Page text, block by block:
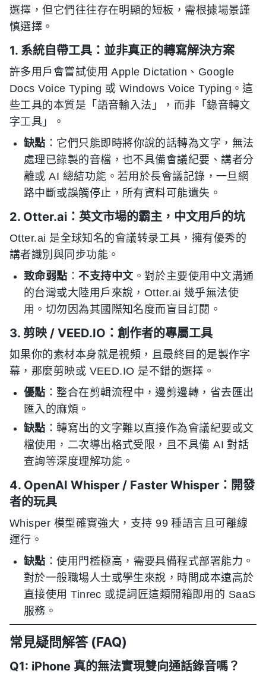
選擇，但它們往往存在明顯的短板，需根據場景謹
慎選擇。
1. 系統自帶工具：並非真正的轉寫解決方案
許多用戶會嘗試使用 Apple Dictation、Google
Docs Voice Typing 或 Windows Voice Typing。這
些工具的本質是「語音輸入法」，而非「錄音轉文
字工具」。
缺點 ：它們只能即時將你說的話轉為文字，無法
處理已錄製的音檔，也不具備會議紀要、講者分
離或 AI 總結功能。若用於長會議記錄，一旦網
路中斷或誤觸停止，所有資料可能遺失。
2. Otter.ai：英文市場的霸主，中文用戶的坑
Otter.ai 是全球知名的會議转录工具，擁有優秀的
講者識別與同步功能。
致命弱點 ：不支持中文 。對於主要使用中文溝通
的台灣或大陸用戶來說，Otter.ai 幾乎無法使
用。切勿因為其國際知名度而盲目訂閱。
3. 剪映 / VEED.IO：創作者的專屬工具
如果你的素材本身就是視頻，且最終目的是製作字
幕，那麼剪映或 VEED.IO 是不錯的選擇。
優點 ：整合在剪輯流程中，邊剪邊轉，省去匯出
匯入的麻煩。
缺點 ：轉寫出的文字難以直接作為會議紀要或文
檔使用，二次導出格式受限，且不具備 AI 對話
查詢等深度理解功能。
4. OpenAI Whisper / Faster Whisper：開發
者的玩具
Whisper 模型確實強大，支持 99 種語言且可離線
運行。
缺點 ：使用門檻極高，需要具備程式部署能力。
對於一般職場人士或學生來說，時間成本遠高於
直接使用 Tinrec 或提詞匠這類開箱即用的 SaaS
服務。
常見疑問解答 (FAQ)
Q1: iPhone 真的無法實現雙向通話錄音嗎？